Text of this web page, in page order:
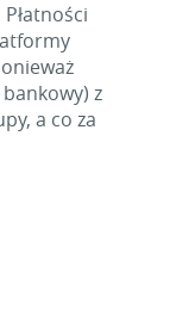
z
a co za